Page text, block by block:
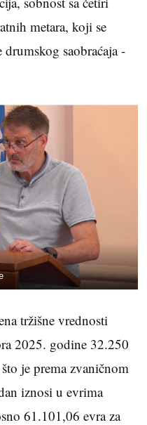
metara, koji se
saobraćaja -
tržišne vrednosti
2025. godine 32.250
je prema zvaničnom
iznosi u evrima
61.101,06 evra za